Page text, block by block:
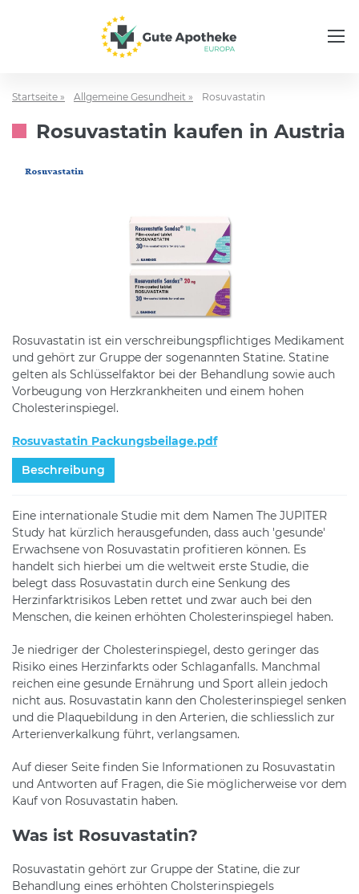
Startseite » Allgemeine Gesundheit » Rosuvastatin
Rosuvastatin kaufen in Austria
Rosuvastatin ist ein verschreibungspflichtiges Medikament
und gehört zur Gruppe der sogenannten Statine. Statine
gelten als Schlüsselfaktor bei der Behandlung sowie auch
Vorbeugung von Herzkrankheiten und einem hohen
Cholesterinspiegel.
Rosuvastatin Packungsbeilage.pdf
Beschreibung
Eine internationale Studie mit dem Namen The JUPITER
Study hat kürzlich herausgefunden, dass auch 'gesunde'
Erwachsene von Rosuvastatin profitieren können. Es
handelt sich hierbei um die weltweit erste Studie, die
belegt dass Rosuvastatin durch eine Senkung des
Herzinfarktrisikos Leben rettet und zwar auch bei den
Menschen, die keinen erhöhten Cholesterinspiegel haben.
Je niedriger der Cholesterinspiegel, desto geringer das
Risiko eines Herzinfarkts oder Schlaganfalls. Manchmal
reichen eine gesunde Ernährung und Sport allein jedoch
nicht aus. Rosuvastatin kann den Cholesterinspiegel senken
und die Plaquebildung in den Arterien, die schliesslich zur
Arterienverkalkung führt, verlangsamen.
Auf dieser Seite finden Sie Informationen zu Rosuvastatin
und Antworten auf Fragen, die Sie möglicherweise vor dem
Kauf von Rosuvastatin haben.
Was ist Rosuvastatin?
Rosuvastatin gehört zur Gruppe der Statine, die zur
Behandlung eines erhöhten Cholsterinspiegels